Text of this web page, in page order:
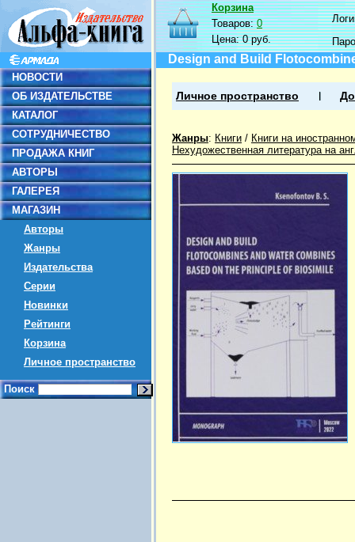
НОВОСТИ
ОБ ИЗДАТЕЛЬСТВЕ
КАТАЛОГ
СОТРУДНИЧЕСТВО
ПРОДАЖА КНИГ
АВТОРЫ
ГАЛЕРЕЯ
МАГАЗИН
Авторы
Жанры
Издательства
Серии
Новинки
Рейтинги
Корзина
Личное пространство
Поиск
Корзина
Товаров:0
Цена:0 руб.
Design and Build
Личное пространство
Жанры: Книги / Книги на
Нехудожественная литература на